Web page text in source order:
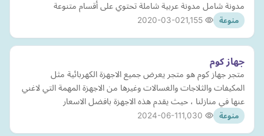
مدونة شامل مدونة عربية شاملة تحتوي على أقسام متنوعة
منوعة 2020-03-02
جهاز كوم
متجر جهاز كوم هو متجر يعرض جميع الاجهزة الكهربائية مثل
المكيفات والثلاجات والغسالات وغيرها من الاجهزة المهمة التي لاغني
عنها في منازلنا ، حيث يقدم هذه الاجهزة بافضل الاسعار
منوعة 2024-06-11